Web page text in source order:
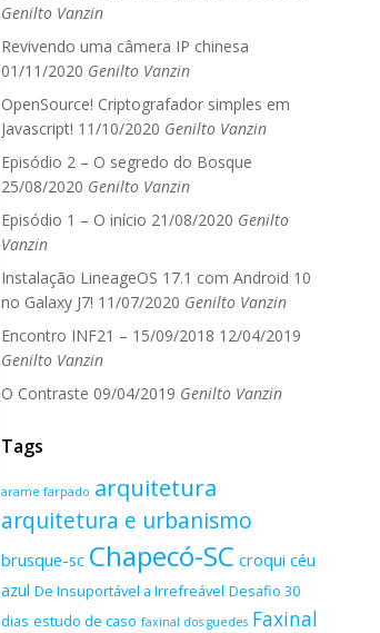
Genilto Vanzin
Revivendo uma câmera IP chinesa
01/11/2020 Genilto Vanzin
OpenSource! Criptografador simples em
Javascript! 11/10/2020 Genilto Vanzin
Episódio 2 – O segredo do Bosque
25/08/2020 Genilto Vanzin
Episódio 1 – O início 21/08/2020 Genilto
Vanzin
Instalação LineageOS 17.1 com Android 10
no Galaxy J7! 11/07/2020 Genilto Vanzin
Encontro INF21 – 15/09/2018 12/04/2019
Genilto Vanzin
O Contraste 09/04/2019 Genilto Vanzin
Tags
arame farpado arquitetura
arquitetura e urbanismo
brusque-sc Chapecó-SC croqui céu
azul De Insuportável a Irrefreável Desafio 30
dias estudo de caso faxinal dos guedes Faxinal